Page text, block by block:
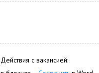
Действия с вакансией: